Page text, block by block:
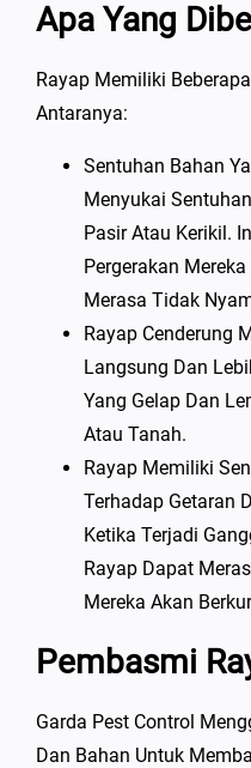
Apa Yang
Rayap Memiliki
Antaranya:
Sentuhan Bahan
Menyukai
Pasir Atau Kerikil.
Pergerakan
Merasa Tidak
Rayap Cenderung
Langsung Dan
Yang Gelap Dan
Atau Tanah.
Rayap Memiliki
Terhadap Getaran
Ketika Terjadi
Rayap Dapat
Mereka Akan
Pembasmi
Garda Pest Control
Dan Bahan Untuk